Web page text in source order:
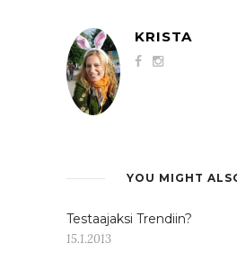
KRISTA
YOU MIGHT
Testaajaksi Trendiin?
15.1.2013